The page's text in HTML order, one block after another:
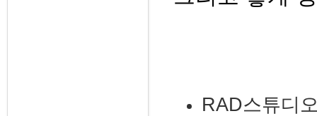
RAD스튜디